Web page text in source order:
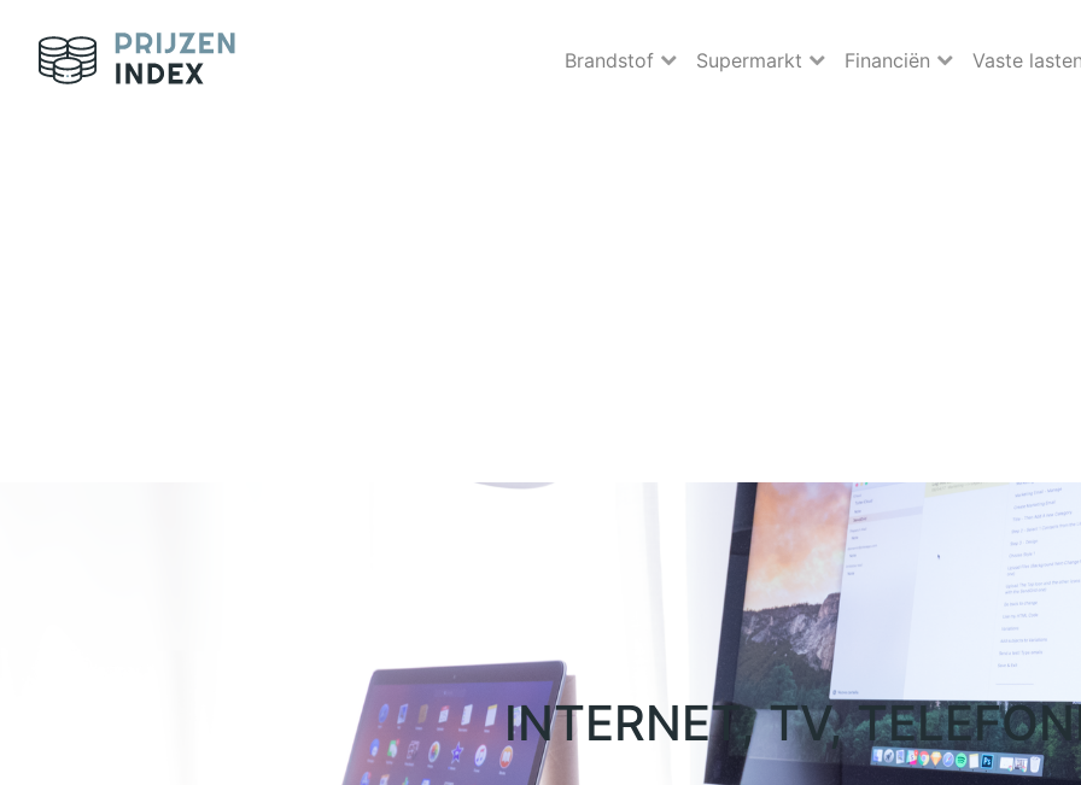
Brandstof Supermarkt Financiën Vaste
INTERNET, TV,